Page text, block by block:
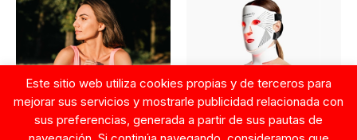
LOS INGREDIENTES Y
CÓMO
Este sitio web utiliza cookies propias y de terceros para
mejorar sus servicios y mostrarle publicidad relacionada con
sus preferencias, generada a partir de sus pautas de